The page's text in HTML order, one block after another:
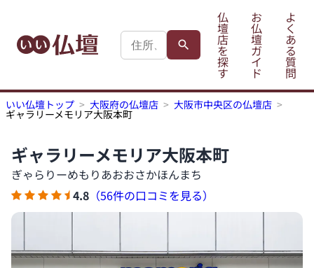
仏
壇
店
を
探
す
お
仏
壇
ガ
イ
ド
よ
く
あ
る
質
問
いい仏壇トップ 大阪府の仏壇店 大阪市中央区の仏壇店
ギャラリーメモリア大阪本町
ギャラリーメモリア大阪本町
ぎゃらりーめもりあおおさかほんまち
4.8 （56件の口コミを見る）